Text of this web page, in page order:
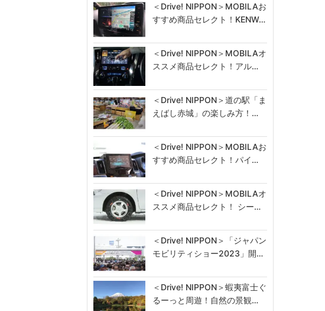
＜Drive! NIPPON＞MOBILAお
すすめ商品セレクト！KENW…
＜Drive! NIPPON＞MOBILAオ
ススメ商品セレクト！アル…
＜Drive! NIPPON＞道の駅「ま
えばし赤城」の楽しみ方！…
＜Drive! NIPPON＞MOBILAお
すすめ商品セレクト！パイ…
＜Drive! NIPPON＞MOBILAオ
ススメ商品セレクト！ シー…
＜Drive! NIPPON＞「ジャパン
モビリティショー2023」開…
＜Drive! NIPPON＞蝦夷富士ぐ
るーっと周遊！自然の景観…